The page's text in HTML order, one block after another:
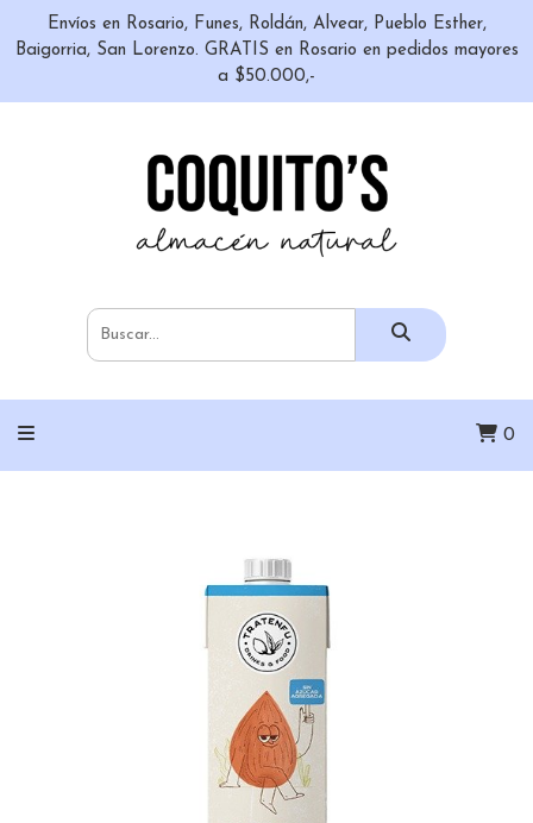
Envíos en Rosario, Funes, Roldán, Alvear, Pueblo Esther,
Baigorria, San Lorenzo. GRATIS en Rosario en pedidos mayores
a $50.000,-
0